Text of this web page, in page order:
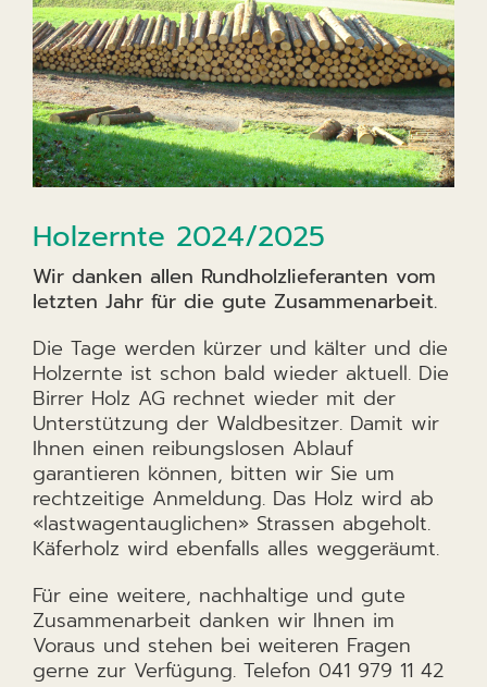
Holzernte 2024/2025
Wir danken allen Rundholzlieferanten vom
letzten Jahr für die gute Zusammenarbeit.
Die Tage werden kürzer und kälter und die
Holzernte ist schon bald wieder aktuell. Die
Birrer Holz AG rechnet wieder mit der
Unterstützung der Waldbesitzer. Damit wir
Ihnen einen reibungslosen Ablauf
garantieren können, bitten wir Sie um
rechtzeitige Anmeldung. Das Holz wird ab
«lastwagentauglichen» Strassen abgeholt.
Käferholz wird ebenfalls alles weggeräumt.
Für eine weitere, nachhaltige und gute
Zusammenarbeit danken wir Ihnen im
Voraus und stehen bei weiteren Fragen
gerne zur Verfügung. Telefon 041 979 11 42